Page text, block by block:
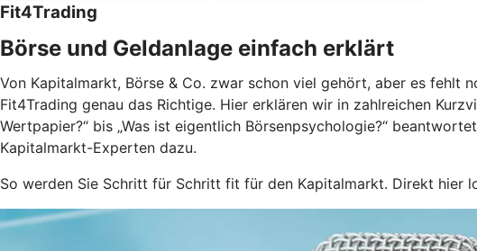
Fit4Trading
Börse und Geldanlage einfach erklärt
Von Kapitalmarkt, Börse & Co. zwar schon viel gehört, aber es fehlt
Fit4Trading genau das Richtige. Hier erklären wir in zahlreichen
Wertpapier?“ bis „Was ist eigentlich Börsenpsychologie?“
Kapitalmarkt-Experten dazu.
So werden Sie Schritt für Schritt fit für den Kapitalmarkt. Direkt hier